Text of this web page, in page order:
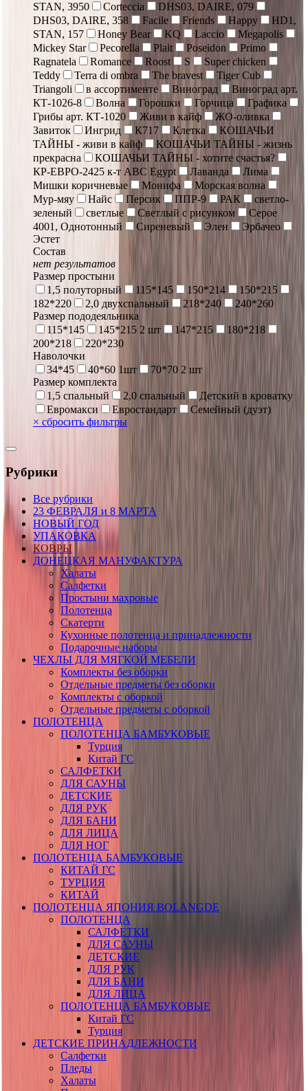
STAN, 3950
Corteccia
DHS03, DAIRE, 079
DHS03, DAIRE, 358
Facile Friends Happy
HD1,
STAN, 157
Honey Bear KQ Laccio
Megapolis
Mickey Star
Pecorella Plait Poseidon
Primo
Ragnatela
Romance Roost S
Super chicken
Teddy
Terra di ombra The bravest
Tiger Cub
Triangoli
в ассортименте Виноград
Виноград арт.
КТ-1026-8
Волна Горошки Горчица
Графика
Грибы арт. КТ-1020
Живи в кайф
ЖО-оливка
Завиток
Ингрид К717 Клетка
КОШАЧЬИ
ТАЙНЫ - живи в кайф
КОШАЧЬИ ТАЙНЫ - жизнь
прекрасна
КОШАЧЬИ ТАЙНЫ - хотите счастья?
КР-ЕВРО-2425 к-т ABC Egypt
Лаванда
Лима
Мишки коричневые
Монифа
Морская волна
Мур-мяу
Найс Персик ППР-9 РАК
светло-
зеленый
светлые Светлый с рисунком
Серое
4001, Однотонный
Сиреневый Элен
Эрбачео
Эстет
Состав
нет результатов
Размер простыни
1,5 полуторный
115*145 150*214
150*215
182*220
2,0 двухспальный 218*240
240*260
Размер пододеяльника
115*145
145*215 2 шт 147*215
180*218
200*218
220*230
Наволочки
34*45
40*60 1шт
70*70 2 шт
Размер комплекта
1,5 спальный
2,0 спальный
Детский в кроватку
Евромакси
Евростандарт
Семейный (дуэт)
× сбросить фильтры
Рубрики
Все рубрики
23 ФЕВРАЛЯ и 8 МАРТА
НОВЫЙ ГОД
УПАКОВКА
КОВРЫ
ДОНЕЦКАЯ МАНУФАКТУРА
Халаты
Салфетки
Простыни махровые
Полотенца
Скатерти
Кухонные полотенца и принадлежности
Подарочные наборы
ЧЕХЛЫ ДЛЯ МЯГКОЙ МЕБЕЛИ
Комплекты без оборки
Отдельные предметы без оборки
Комплекты с оборкой
Отдельные предметы с оборкой
ПОЛОТЕНЦА
ПОЛОТЕНЦА БАМБУКОВЫЕ
Турция
Китай ГС
САЛФЕТКИ
ДЛЯ САУНЫ
ДЕТСКИЕ
ДЛЯ РУК
ДЛЯ БАНИ
ДЛЯ ЛИЦА
ДЛЯ НОГ
ПОЛОТЕНЦА БАМБУКОВЫЕ
КИТАЙ ГС
ТУРЦИЯ
КИТАЙ
ПОЛОТЕНЦА ЯПОНИЯ BOLANGDE
ПОЛОТЕНЦА
САЛФЕТКИ
ДЛЯ САУНЫ
ДЕТСКИЕ
ДЛЯ РУК
ДЛЯ БАНИ
ДЛЯ ЛИЦА
ПОЛОТЕНЦА БАМБУКОВЫЕ
Китай ГС
Турция
ДЕТСКИЕ ПРИНАДЛЕЖНОСТИ
Салфетки
Пледы
Халаты